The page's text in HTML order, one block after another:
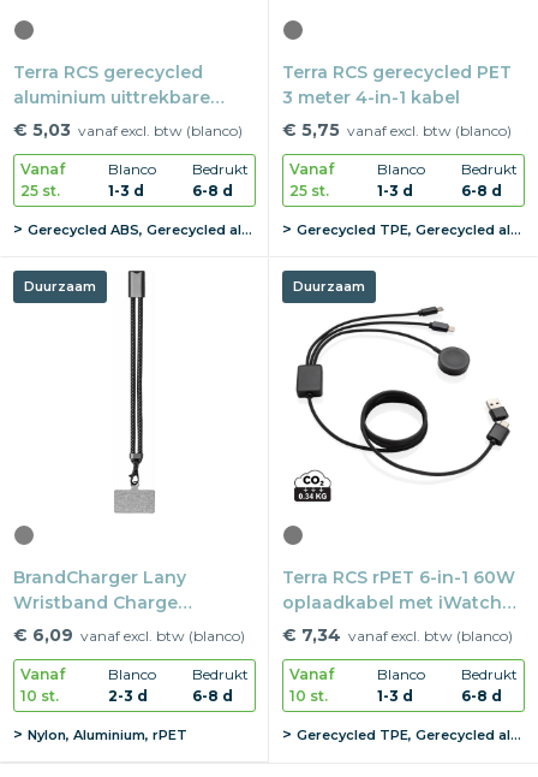
Terra RCS gerecycled
aluminium uittrekbare
60W 6-in-1-kabel
€ 5,03 vanaf excl. btw (blanco)
Vanaf
25 st.
Blanco
1-3 d
Bedrukt
6-8 d
Gerecycled ABS, Gerecycled aluminiumlegering
Terra RCS gerecycled PET
3 meter 4-in-1 kabel
€ 5,75 vanaf excl. btw (blanco)
Vanaf
25 st.
Blanco
1-3 d
Bedrukt
6-8 d
Gerecycled TPE, Gerecycled aluminiumlegering
Duurzaam
BrandCharger Lany
Wristband Charge
oplaadkabel
€ 6,09 vanaf excl. btw (blanco)
Vanaf
10 st.
Blanco
2-3 d
Bedrukt
6-8 d
Nylon, Aluminium, rPET
Duurzaam
Terra RCS rPET 6-in-1 60W
oplaadkabel met iWatch
lader
€ 7,34 vanaf excl. btw (blanco)
Vanaf
10 st.
Blanco
1-3 d
Bedrukt
6-8 d
Gerecycled TPE, Gerecycled aluminiumlegering